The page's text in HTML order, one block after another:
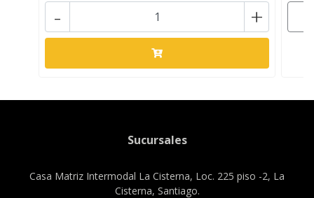
+
-
Sucursales
Casa Matriz Intermodal La Cisterna, Loc. 225 piso -2, La
Cisterna, Santiago.